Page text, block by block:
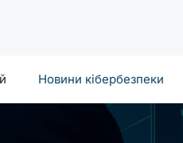
Новини кібербезпеки